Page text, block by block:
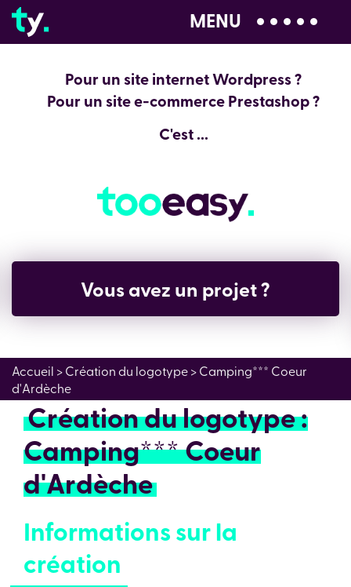
04 28 99 00 80
MENU
Pour un site internet Wordpress ?
Pour un site e-commerce Prestashop ?
C'est ...
Vous avez un projet ?
Accueil > Création du logotype > Camping*** Coeur
d'Ardèche
Création du logotype :
Camping*** Coeur
d'Ardèche
Informations sur la
création